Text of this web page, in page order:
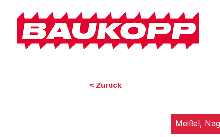
< Zurück
Meißel,